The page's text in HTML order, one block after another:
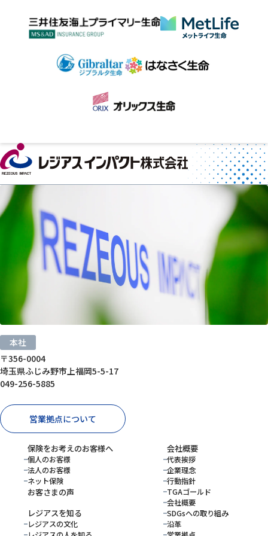
本社
〒356-0004
埼玉県ふじみ野市上福岡5-5-17
049-256-5885
営業拠点について
保険をお考えのお客様へ
個人のお客様
法人のお客様
ネット保険
お客さまの声
レジアスを知る
レジアスの文化
会社概要
代表挨拶
企業理念
行動指針
TGAゴールド
会社概要
SDGsへの取り組み
沿革